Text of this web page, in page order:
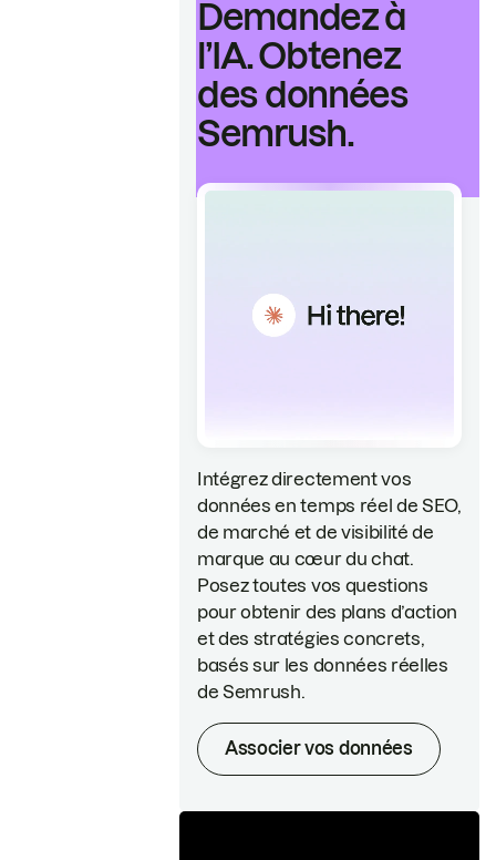
Demandez à
l’IA. Obtenez
des données
Semrush.
Intégrez directement vos
données en temps réel de SEO,
de marché et de visibilité de
marque au cœur du chat.
Posez toutes vos questions
pour obtenir des plans d’action
et des stratégies concrets,
basés sur les données réelles
de Semrush.
Associer vos données